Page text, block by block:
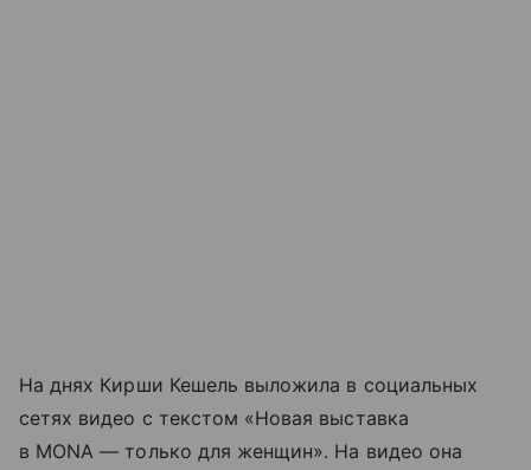
На днях Кирши Кешель выложила в социальных
сетях видео с текстом «Новая выставка
в MONA — только для женщин». На видео она